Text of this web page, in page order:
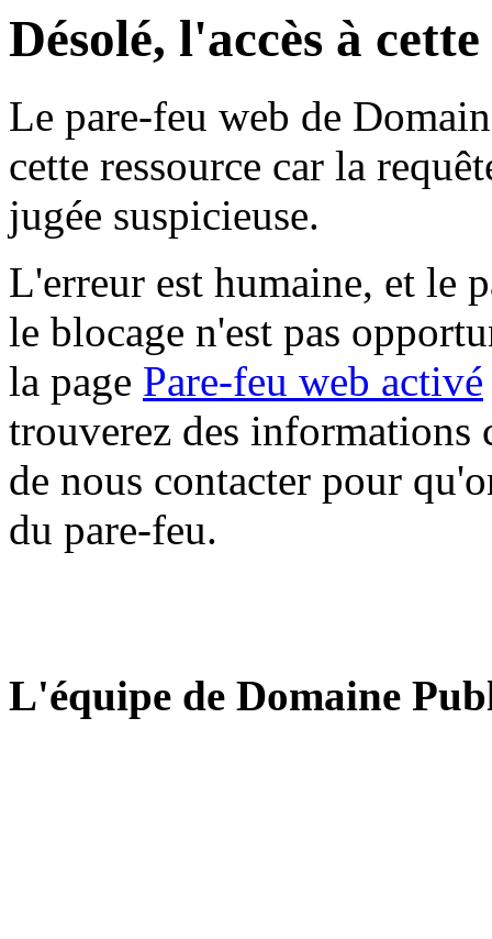
Désolé, l'accès à
Le pare-feu web de
cette ressource car la
jugée suspicieuse.
L'erreur est humaine, et le
le blocage n'est pas
la page Pare-feu web activé
trouverez des informations
de nous contacter pour
du pare-feu.
L'équipe de Domaine